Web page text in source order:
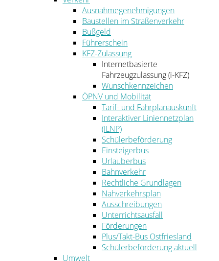
Ausnahmegenehmigungen
Baustellen im Straßenverkehr
Bußgeld
Führerschein
KFZ-Zulassung
Internetbasierte
Fahrzeugzulassung (i-KFZ)
Wunschkennzeichen
ÖPNV und Mobilität
Tarif- und Fahrplanauskunft
Interaktiver Liniennetzplan
(ILNP)
Schülerbeförderung
Einsteigerbus
Urlauberbus
Bahnverkehr
Rechtliche Grundlagen
Nahverkehrsplan
Ausschreibungen
Unterrichtsausfall
Förderungen
Plus/Takt-Bus Ostfriesland
Schülerbeförderung aktuell
Umwelt